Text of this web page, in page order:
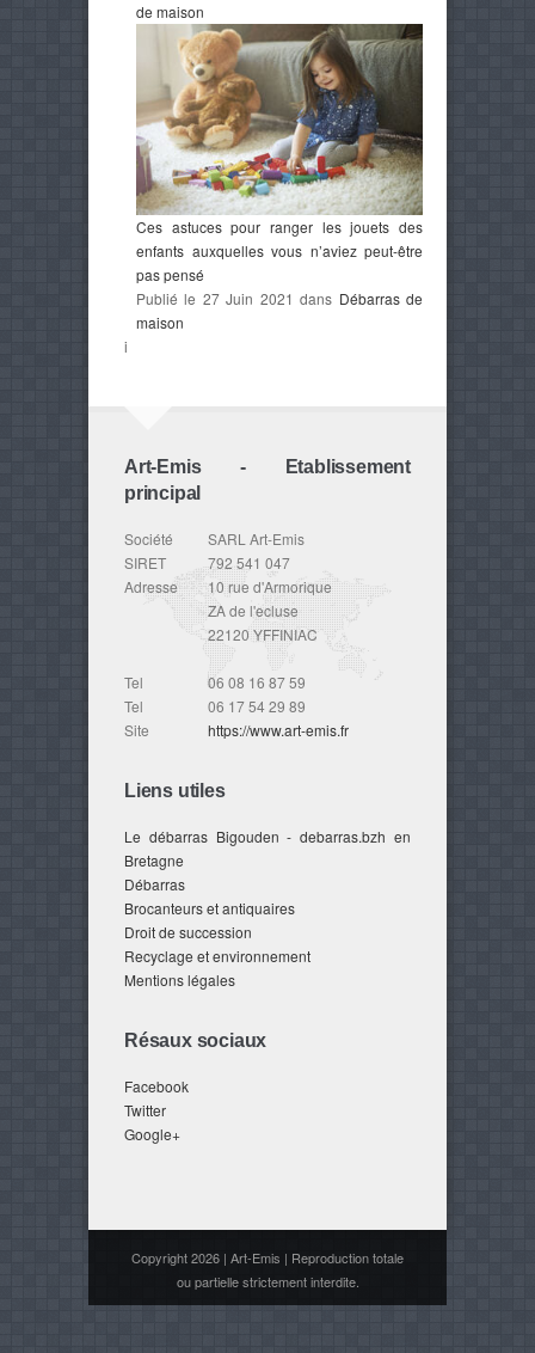
de maison
Ces astuces pour ranger les jouets des
enfants auxquelles vous n’aviez peut-être
pas pensé
Publié le 27 Juin 2021 dans Débarras de
maison
i
Art-Emis - Etablissement
principal
Société
SARL Art-Emis
SIRET
792 541 047
Adresse
10 rue d'Armorique
ZA de l'ecluse
22120 YFFINIAC
Tel
06 08 16 87 59
Tel
06 17 54 29 89
Site
https://www.art-emis.fr
Liens utiles
Le débarras Bigouden - debarras.bzh en
Bretagne
Débarras
Brocanteurs et antiquaires
Droit de succession
Recyclage et environnement
Mentions légales
Résaux sociaux
Facebook
Twitter
Google+
Copyright 2026 | Art-Emis | Reproduction totale
ou partielle strictement interdite.